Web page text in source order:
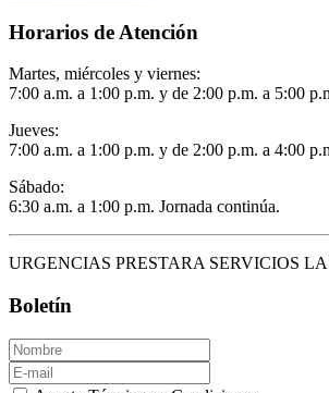
Horarios de Atención
Martes, miércoles y viernes:
7:00 a.m. a 1:00 p.m. y de 2:00 p.m. a 5:00
Jueves:
7:00 a.m. a 1:00 p.m. y de 2:00 p.m. a 4:00
Sábado:
6:30 a.m. a 1:00 p.m. Jornada continúa.
URGENCIAS PRESTARA SERVICIOS
Boletín